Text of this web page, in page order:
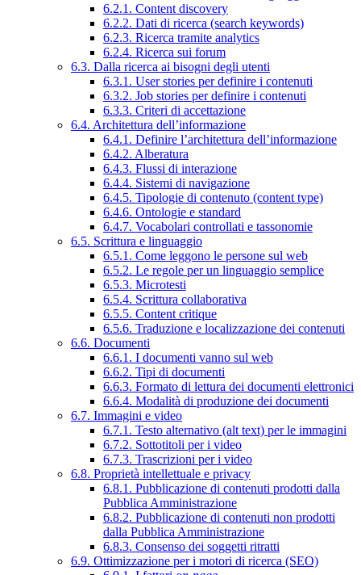
6.2.1. Content discovery
6.2.2. Dati di ricerca (search keywords)
6.2.3. Ricerca tramite analytics
6.2.4. Ricerca sui forum
6.3. Dalla ricerca ai bisogni degli utenti
6.3.1. User stories per definire i contenuti
6.3.2. Job stories per definire i contenuti
6.3.3. Criteri di accettazione
6.4. Architettura dell’informazione
6.4.1. Definire l’architettura dell’informazione
6.4.2. Alberatura
6.4.3. Flussi di interazione
6.4.4. Sistemi di navigazione
6.4.5. Tipologie di contenuto (content type)
6.4.6. Ontologie e standard
6.4.7. Vocabolari controllati e tassonomie
6.5. Scrittura e linguaggio
6.5.1. Come leggono le persone sul web
6.5.2. Le regole per un linguaggio semplice
6.5.3. Microtesti
6.5.4. Scrittura collaborativa
6.5.5. Content critique
6.5.6. Traduzione e localizzazione dei contenuti
6.6. Documenti
6.6.1. I documenti vanno sul web
6.6.2. Tipi di documenti
6.6.3. Formato di lettura dei documenti elettronici
6.6.4. Modalità di produzione dei documenti
6.7. Immagini e video
6.7.1. Testo alternativo (alt text) per le immagini
6.7.2. Sottotitoli per i video
6.7.3. Trascrizioni per i video
6.8. Proprietà intellettuale e privacy
6.8.1. Pubblicazione di contenuti prodotti dalla
Pubblica Amministrazione
6.8.2. Pubblicazione di contenuti non prodotti
dalla Pubblica Amministrazione
6.8.3. Consenso dei soggetti ritratti
6.9. Ottimizzazione per i motori di ricerca (SEO)